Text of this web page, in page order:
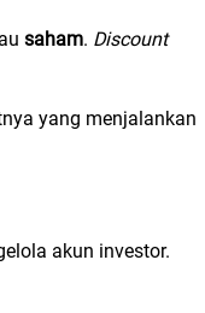
saham. Discount
yang menjalankan
akun investor.